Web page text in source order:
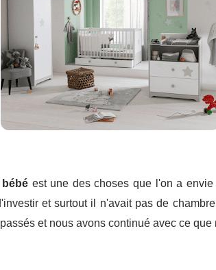
bébé est une des choses que l'on a
et surtout il n'avait pas de
et nous avons continué avec ce que